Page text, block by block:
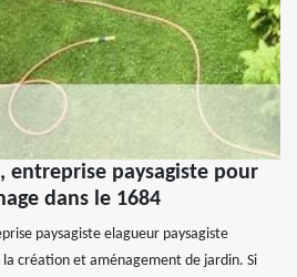
entreprise paysagiste pour
dans le 1684
paysagiste elagueur paysagiste
création et aménagement de jardin. Si